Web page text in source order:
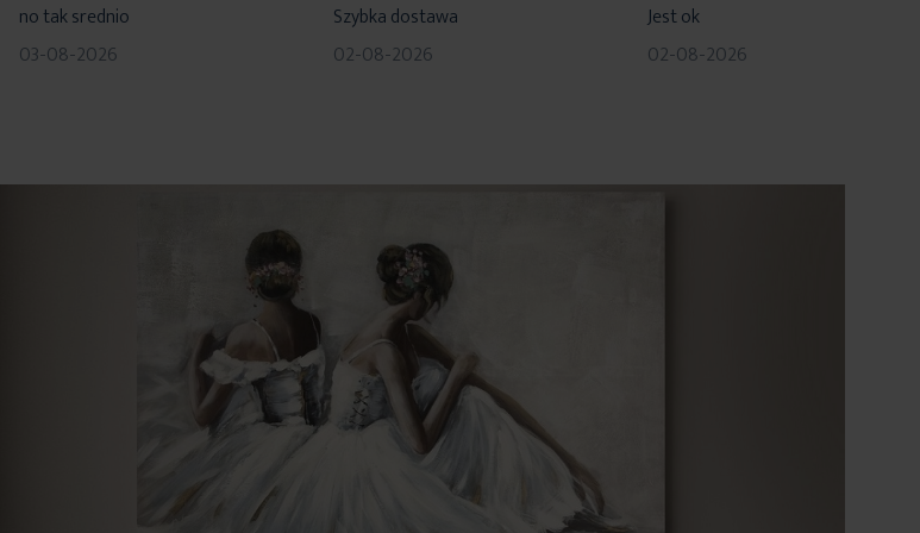
no tak srednio
03-08-2026
Szybka dostawa
02-08-2026
Jest ok
02-08-2026